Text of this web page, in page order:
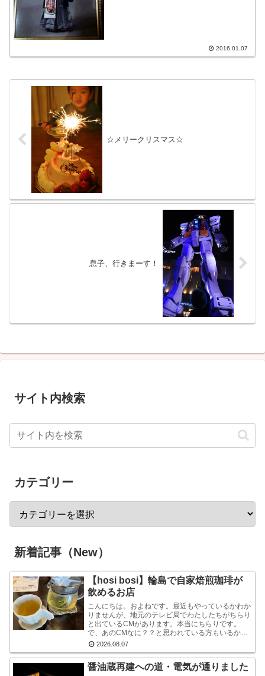
2016.01.07
☆メリークリスマス☆
息子、行きまーす！
サイト内検索
カテゴリー
新着記事（New）
【hosi bosi】輪島で自家焙煎珈琲が
飲めるお店
こんにちは。およねです。最近もやっているかわか
りませんが、地元のテレビ局でわたしたちがちらり
と出ているCMがあります。本当にちらりです。
で、あのCMなに？？と思われている方もいるかも
しれませんが、あれは『石川県信用保証協会』とい
う、中小企業...
2026.08.07
醤油蔵再建への道・電気が通りました